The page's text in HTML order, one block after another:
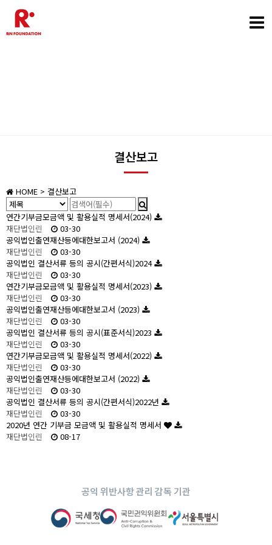
결산보고
HOME > 결산보고
연간기부금모금액 및 활용실적 명세서(2024)
재단법인린
03-30
공익법인출연재산등에대한보고서 (2024)
재단법인린
03-30
공익법인 결산서류 등의 공시(간편서식)2024
재단법인린
03-30
연간기부금모금액 및 활용실적 명세서(2023)
재단법인린
03-30
공익법인출연재산등에대한보고서 (2023)
재단법인린
03-30
공익법인 결산서류 등의 공시(표준서식)2023
재단법인린
03-30
연간기부금모금액 및 활용실적 명세서(2022)
재단법인린
03-30
공익법인출연재산등에대한보고서 (2022)
재단법인린
03-30
공익법인 결산서류 등의 공시(간편서식)2022년
재단법인린
03-30
2020년 연간 기부금 모금액 및 활용실적 명세서
재단법인린
08-17
공익 위반사항 관리 감독 기관